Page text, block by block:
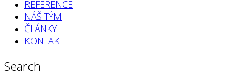
REFERENCE
NÁŠ TÝM
ČLÁNKY
KONTAKT
Search